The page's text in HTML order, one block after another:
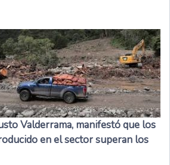
Valderrama, manifestó que los
en el sector superan los